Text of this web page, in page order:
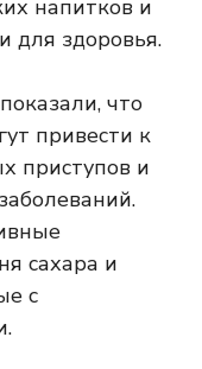
напитков и
для здоровья.
что
привести к
приступов и
сахара и
с